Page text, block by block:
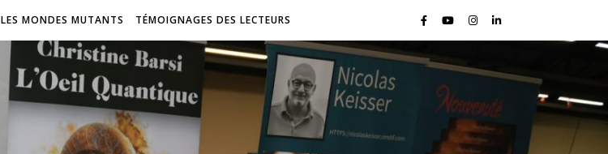
LES MONDES MUTANTS TÉMOIGNAGES DES LECTEURS